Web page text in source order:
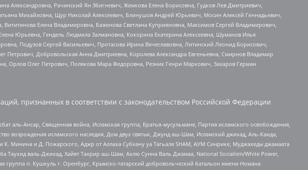
Александровна, Рачинский Ян Збигневич, Жемкова Елена Борисовна, Гудков Лев Дмитриевич,
Михайловна, Щур Николай Алексеевич, Блинушов Андрей Юрьевич, Мосин Алексей Геннадьевич,
Елена Владимировна, Баженова Светлана Куприяновна, Максимов Сергей Владимирович,
Юрьевна, Гендель Людмила Залмановна, Кокорина Екатерина Алексеевна, Шуманов Илья
Подузов Сергей Васильевич, Протасова Ирина Вячеславовна, Литинский Леонид Борисович,
Добровольская Анна Дмитриевна, Королева Александра Евгеньевна, Смирнов Владимир
Орлов Олег Петрович, Полякова Мара Федоровна, Резник Генри Маркович, Захаров Герман
признанных в соответствии с законодательством Российской Федерации
аль-Ансар, Священная война, Исламская группа, Братья-мусульмане, Партия исламского освобождения,
возрождения исламского наследия, Дом двух святых, Джунд аш-Шам, Исламский джихад, Аль-Каида,
Минина и Д. Пожарского, Аджр от Аллаха Субхану уа Тагьаля SHAM, АУМ Синрике, Муджахеды джамаата
Таухид валь-Джихад, Хайят Тахрир аш-Шам, Ахлю Сунна Валь Джамаа, National Socialism/White Power,
группа п. Кушкуль г. Оренбург, Крымско-татарский добровольческий батальон имени Номана